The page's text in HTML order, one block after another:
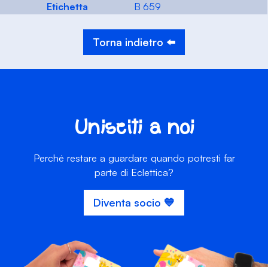
Etichetta
B 659
Torna indietro ⬅️
Unisciti a noi
Perché restare a guardare quando potresti far
parte di Eclettica?
Diventa socio 💙